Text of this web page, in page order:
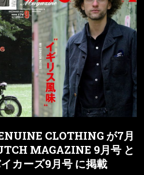
CLOTHING が7月
MAGAZINE 9月号 と
カーズ9月号 に掲載